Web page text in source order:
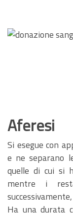
Aferesi
Si esegue con
e ne separano
quelle di cui si
mentre i
Ha una durata